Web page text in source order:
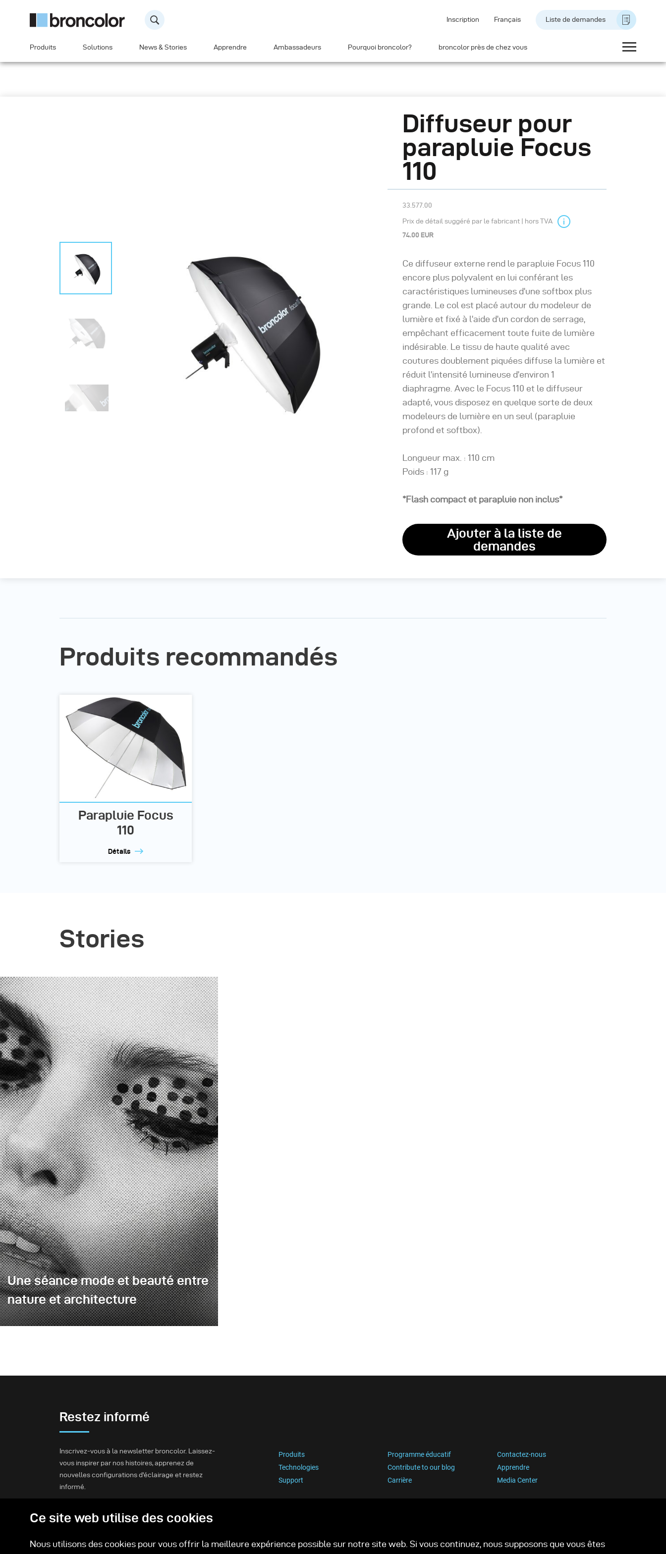
Inscription Français Liste de demandes
Produits Solutions News & Stories Apprendre Ambassadeurs Pourquoi broncolor? broncolor près de chez vous
Diffuseur pour
parapluie Focus
110
33.577.00
Prix de détail suggéré par le fabricant | hors TVA
74.00 EUR
Ce diffuseur externe rend le parapluie Focus 110
encore plus polyvalent en lui conférant les
caractéristiques lumineuses d’une softbox plus
grande. Le col est placé autour du modeleur de
lumière et fixé à l’aide d’un cordon de serrage,
empêchant efficacement toute fuite de lumière
indésirable. Le tissu de haute qualité avec
coutures doublement piquées diffuse la lumière et
réduit l’intensité lumineuse d’environ 1
diaphragme. Avec le Focus 110 et le diffuseur
adapté, vous disposez en quelque sorte de deux
modeleurs de lumière en un seul (parapluie
profond et softbox).
Longueur max. : 110 cm
Poids : 117 g
*Flash compact et parapluie non inclus*
Ajouter à la liste de
demandes
Produits recommandés
Parapluie Focus
110
Détails
Stories
Une séance mode et beauté entre
nature et architecture
Pour ce projet, nous avons imaginé une séance
Restez informé
Inscrivez-vous à la newsletter broncolor. Laissez-
vous inspirer par nos histoires, apprenez de
nouvelles configurations d'éclairage et restez
informé.
S'inscrire
Produits Programme éducatif
Contactez-nous
Technologies
Contribute to our blog
Apprendre
Support
Carrière Media Center
Ce site web utilise des cookies
Nous utilisons des cookies pour vous offrir la meilleure expérience possible sur notre site web. Si vous continuez, nous supposons que vous êtes